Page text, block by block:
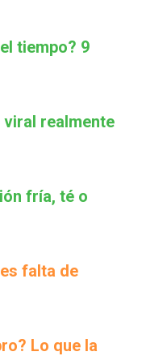
tiempo? 9
realmente
fría, té o
falta de
Lo que la